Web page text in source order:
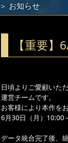
＞ お知らせ
【重要
日頃よりご愛顧いた
運営チームです。
お客様により本作を
6月30日（月）10:00
データ統合完了後、